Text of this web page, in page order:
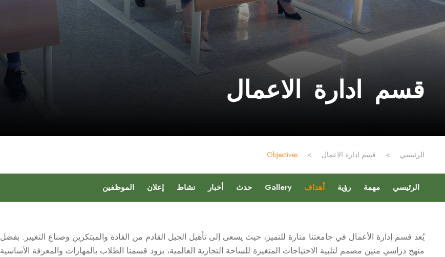
قسم ادارة الاعمال
الرئيسي > قسم ادارة الاعمال >
Objectives
الرئيسي مهمة رؤية أهداف Gallery حدث أخبار نشاط إعلان الموظفين
يُعد قسم إدارة الأعمال في جامعتنا منارة للتميز، حيث يسعى إلى تأهيل الجيل القادم من القادة والمبتكرين وصناع التغيير. بفضل
منهج دراسي متين مصمم لتلبية الاحتياجات المتغيرة للساحة التجارية العالمية، يزود قسمنا الطلاب بالمهارات والمعرفة الأساسية